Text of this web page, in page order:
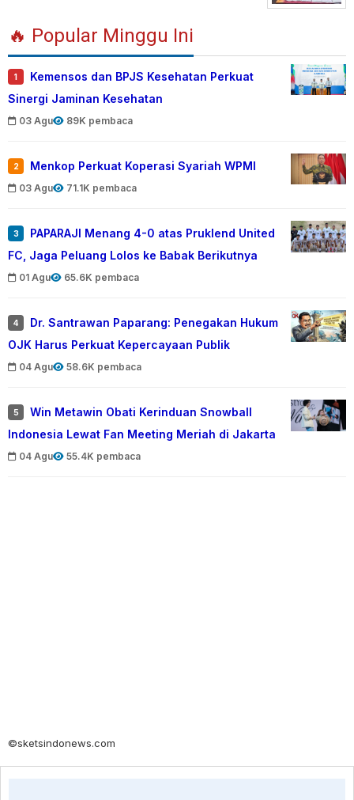
🔥 Popular Minggu Ini
1
Kemensos dan BPJS Kesehatan Perkuat
Sinergi Jaminan Kesehatan
03 Agu 89K pembaca
2 Menkop Perkuat Koperasi Syariah WPMI
03 Agu 71.1K pembaca
3
PAPARAJI Menang 4-0 atas Pruklend United
FC, Jaga Peluang Lolos ke Babak Berikutnya
01 Agu 65.6K pembaca
4
Dr. Santrawan Paparang: Penegakan Hukum
OJK Harus Perkuat Kepercayaan Publik
04 Agu 58.6K pembaca
5
Win Metawin Obati Kerinduan Snowball
Indonesia Lewat Fan Meeting Meriah di Jakarta
04 Agu 55.4K pembaca
©sketsindonews.com